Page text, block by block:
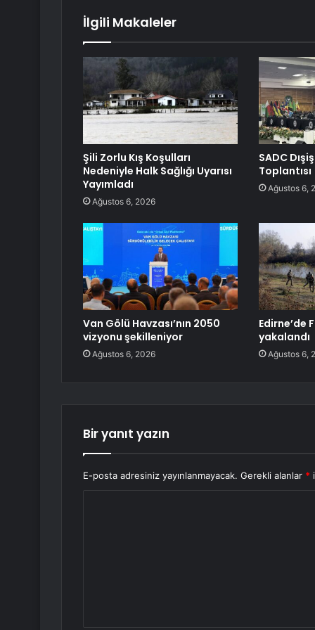
İlgili Makaleler
Şili Zorlu Kış Koşulları
Nedeniyle Halk Sağlığı Uyarısı
Yayımladı
Ağustos 6, 2026
SADC
Toplantısı
Ağustos 6,
Van Gölü Havzası’nın 2050
vizyonu şekilleniyor
Ağustos 6, 2026
Edirne’de
yakalandı
Ağustos 6,
Bir yanıt yazın
E-posta adresiniz yayınlanmayacak. Gerekli alanlar *